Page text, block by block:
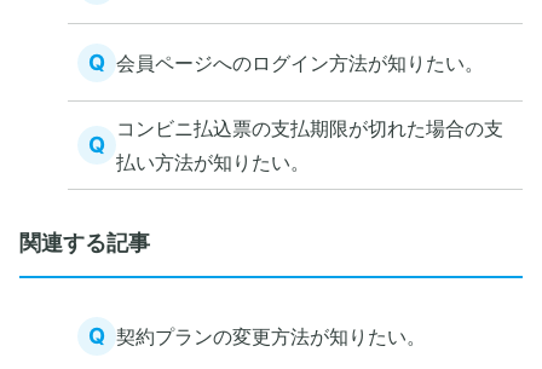
Q 会員ページへのログイン方法が知りたい。
Q
コンビニ払込票の支払期限が切れた場合の支
払い方法が知りたい。
関連する記事
Q 契約プランの変更方法が知りたい。